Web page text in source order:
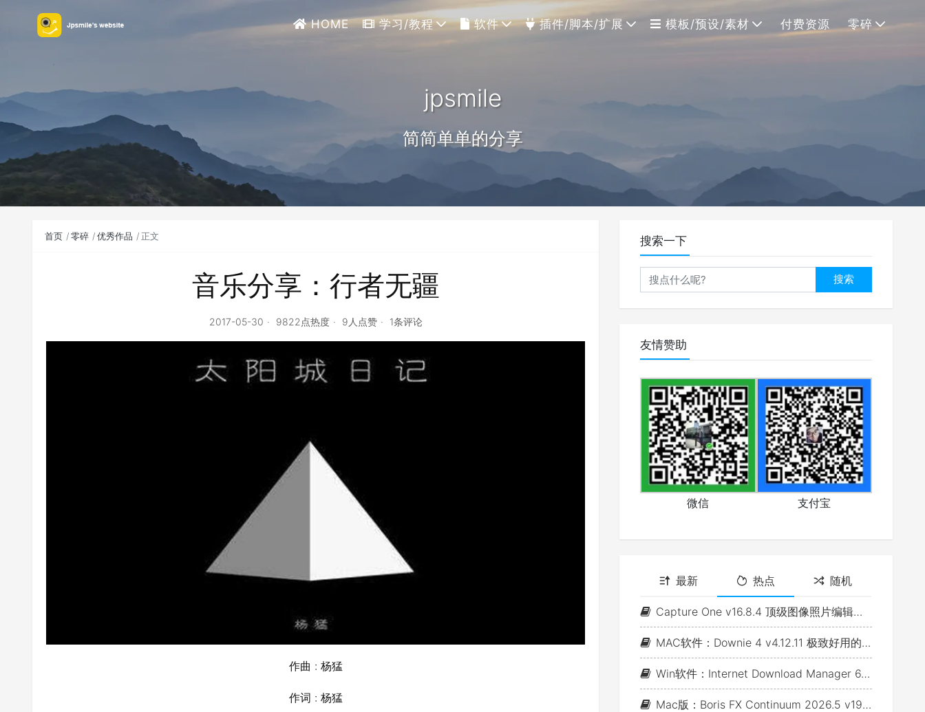
HOME 学习/教程 软件 插件/脚本/扩展 模板/预设/素材 付费资源 零碎
jpsmile
简简单单的分享
首页 零碎 优秀作品 正文
音乐分享：行者无疆
2017-05-30 9822点热度 9人点赞 1条评论
作曲 : 杨猛
作词 : 杨猛
搜索一下
搜索
友情赞助
微信 支付宝
最新 热点 随机
Capture One v16.8.4 顶级图像照片编辑软件(Win&Mac)
MAC软件：Downie 4 v4.12.11 极致好用的视频下载利器
Win软件：Internet Download Manager 6.43 Build 7 - 网络资源下载神器IDM_支持下载各类网站视音频
Mac版：Boris FX Continuum 2026.5 v19.5.4_BCC视频特效及转场套装 For AE/PR/FCP/Motion/Avid/OFX(Fusion/ Resolve/Nukex等)